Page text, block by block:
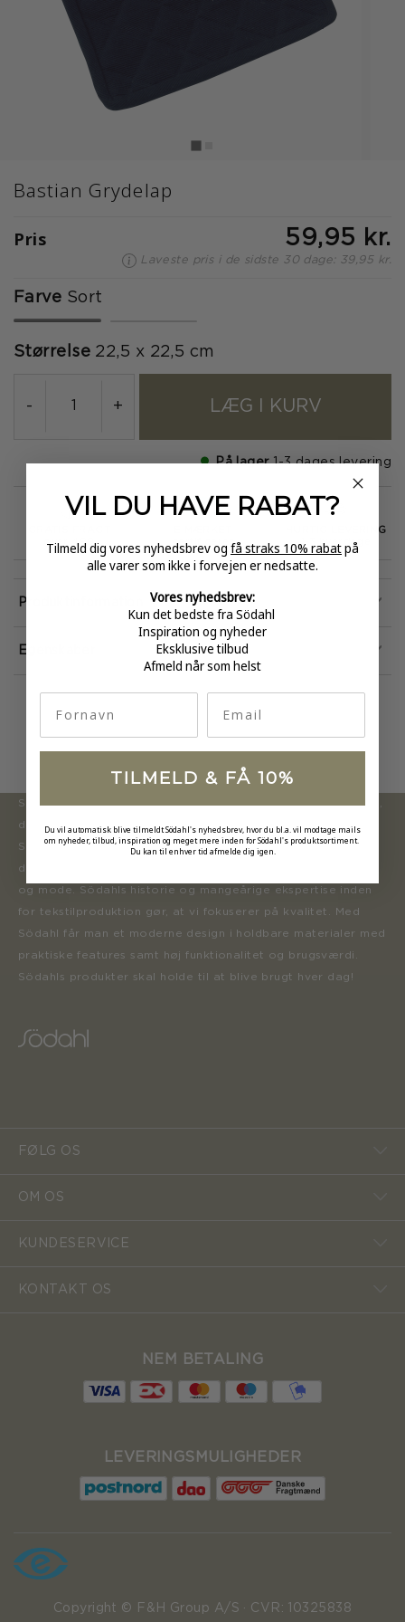
Bastian Grydelap
Pris 59,95 kr.
Laveste pris i de sidste 30 dage: 39,95 kr.
Farve Sort
valgte
Størrelse 22,5 x 22,5 cm
- + LÆG I KURV
På lager 1-3 dages levering
over 499
certificeret
HURTIG LEVERING
1-3 hverdage
Egenskaber
Produktinformation
Södahl ønsker at tilbyde en moderne og attraktiv kollektion,
der inspirerer forbrugerne til at forny deres hjem.
Sortimentet opdateres løbende med nye produkter, der er
designet i henhold til tidens trends inden for boligindretning
og mode. Södahls historie og mangeårige ekspertise inden
for tekstilproduktion gør, at vi fokuserer på kvalitet. Med
Södahl får man et moderne design i holdbare materialer med
praktiske features samt høj funktionalitet og brugsværdi.
Södahls produkter skal holde til at blive brugt hver dag!
FØLG OS
OM OS
KUNDESERVICE
KONTAKT OS
NEM BETALING
LEVERINGSMULIGHEDER
Copyright © F&H Group A/S · CVR: 10325838
VIL DU HAVE RABAT?
Tilmeld dig vores nyhedsbrev og få straks 10% rabatpå
alle varer som ikke i forvejen er nedsatte.
Vores nyhedsbrev:
Kun det bedste fra Södahl
Inspiration og nyheder
Eksklusive tilbud
Afmeld når som helst
TILMELD & FÅ 10%
Du vil automatisk blive tilmeldt Södahl's nyhedsbrev, hvor du bl.a. vil modtage mails
om nyheder, tilbud, inspiration og meget mere inden for Södahl's produktsortiment.
Du kan til enhver tid afmelde dig igen.